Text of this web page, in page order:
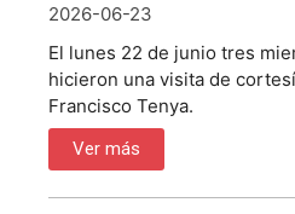
2026-06-23
El lunes 22 de junio tres
hicieron una visita de
Francisco Tenya.
Ver más